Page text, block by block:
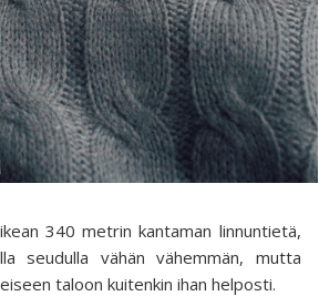
340 metrin kantaman linnuntietä,
seudulla vähän vähemmän, mutta
taloon kuitenkin ihan helposti.